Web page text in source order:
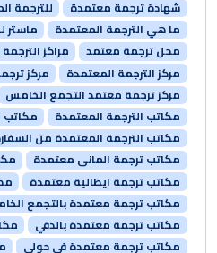
شهادة ترجمة معتمدة
للترجمة
ما هي الترجمة المعتمدة
ماستر
محل ترجمة معتمد
مراكز
مركز الترجمة المعتمدة
مركز
مركز ترجمة معتمد التجمع الخامس
مكاتب الترجمة المعتمدة
مكاتب
مكاتب الترجمة المعتمدة من
مكاتب ترجمة المانى معتمدة
مكاتب ترجمة ايطالية معتمدة
مكاتب ترجمة معتمدة بالتجمع
مكاتب ترجمة معتمدة بالدقي
مكاتب ترجمة معتمدة في حولي